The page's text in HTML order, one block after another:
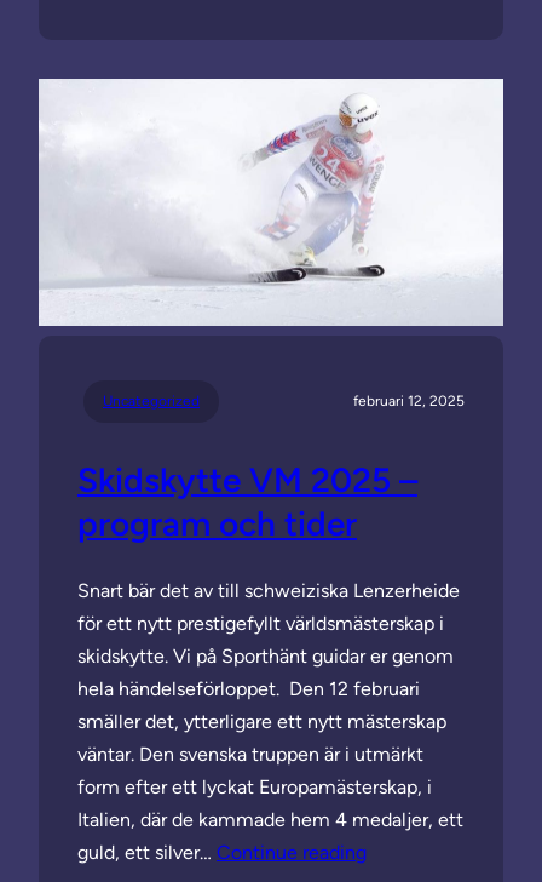
Uncategorized februari 12, 2025
Skidskytte VM 2025 –
program och tider
Snart bär det av till schweiziska Lenzerheide
för ett nytt prestigefyllt världsmästerskap i
skidskytte. Vi på Sporthänt guidar er genom
hela händelseförloppet. Den 12 februari
smäller det, ytterligare ett nytt mästerskap
väntar. Den svenska truppen är i utmärkt
form efter ett lyckat Europamästerskap, i
Italien, där de kammade hem 4 medaljer, ett
guld, ett silver… Continue reading